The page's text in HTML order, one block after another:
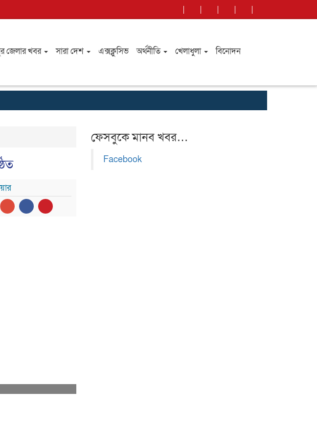
জেলার খবর সারা দেশ এক্সক্লুসিভ অর্থনীতি খেলাধুলা
বিনোদন
ফেসবুকে মানব খবর…
Facebook